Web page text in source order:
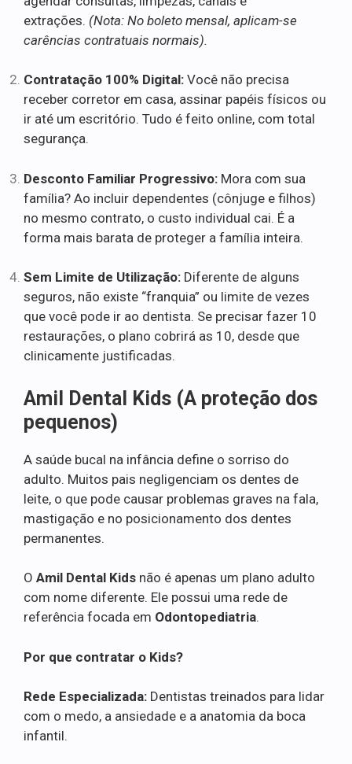
extrações. (Nota: No boleto mensal, aplicam-se
carências contratuais normais).
Contratação 100% Digital: Você não precisa
receber corretor em casa, assinar papéis físicos ou
ir até um escritório. Tudo é feito online, com total
segurança.
Desconto Familiar Progressivo: Mora com sua
família? Ao incluir dependentes (cônjuge e filhos)
no mesmo contrato, o custo individual cai. É a
forma mais barata de proteger a família inteira.
Sem Limite de Utilização: Diferente de alguns
seguros, não existe “franquia” ou limite de vezes
que você pode ir ao dentista. Se precisar fazer 10
restaurações, o plano cobrirá as 10, desde que
clinicamente justificadas.
Amil Dental Kids (A proteção dos
pequenos)
A saúde bucal na infância define o sorriso do
adulto. Muitos pais negligenciam os dentes de
leite, o que pode causar problemas graves na fala,
mastigação e no posicionamento dos dentes
permanentes.
O Amil Dental Kids não é apenas um plano adulto
com nome diferente. Ele possui uma rede de
referência focada em Odontopediatria.
Por que contratar o Kids?
Rede Especializada: Dentistas treinados para lidar
com o medo, a ansiedade e a anatomia da boca
infantil.